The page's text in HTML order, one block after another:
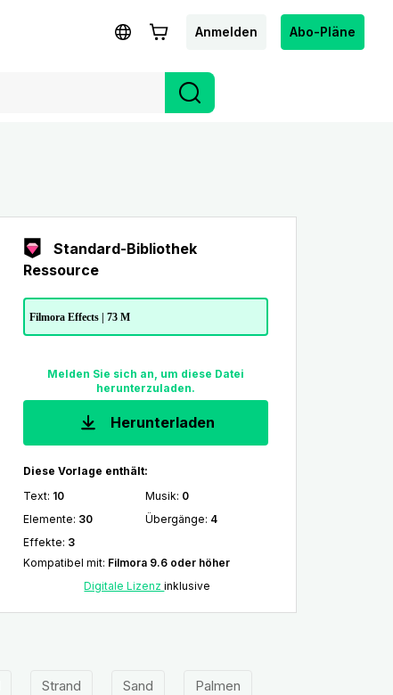
Anmelden Abo-Pläne
Standard-Bibliothek
Ressource
Filmora Effects | 73 M
Melden Sie sich an, um diese Datei
herunterzuladen.
Herunterladen
Diese Vorlage enthält:
Text: 10 Musik: 0
Elemente: 30 Übergänge: 4
Effekte: 3
Kompatibel mit: Filmora 9.6 oder höher
Digitale Lizenzinklusive
Strand Sand Palmen